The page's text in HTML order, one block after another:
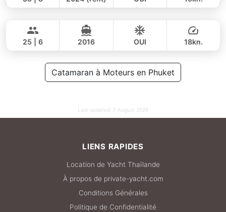
82,400 THB
LEOPARD 51FT
141,000 THB
111,800 THB
25 | 6 2016 OUI 18kn.
Catamaran à Moteurs en Phuket
Last updated: 7 August 2026
LIENS RAPIDES
Location de Yacht Thaïlande
À propos de private-yacht.com
Conditions Générales
Politique de Confidentialité